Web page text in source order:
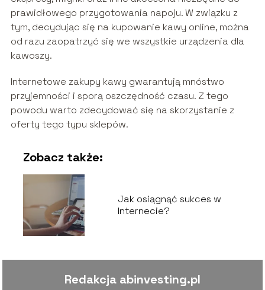
prawidłowego przygotowania napoju. W związku z
tym, decydując się na kupowanie kawy online, można
od razu zaopatrzyć się we wszystkie urządzenia dla
kawoszy.
Internetowe zakupy kawy gwarantują mnóstwo
przyjemności i sporą oszczędność czasu. Z tego
powodu warto zdecydować się na skorzystanie z
oferty tego typu sklepów.
Zobacz także:
Jak osiągnąć sukces w
Internecie?
Redakcja abinvesting.pl